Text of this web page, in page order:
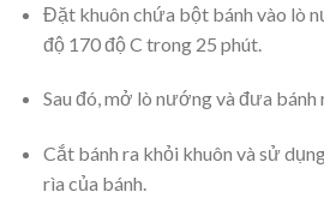
Đặt khuôn chứa bột bánh vào lò
độ 170 độ C trong 25 phút.
Sau đó, mở lò nướng và đưa bánh
Cắt bánh ra khỏi khuôn và sử
rìa của bánh.